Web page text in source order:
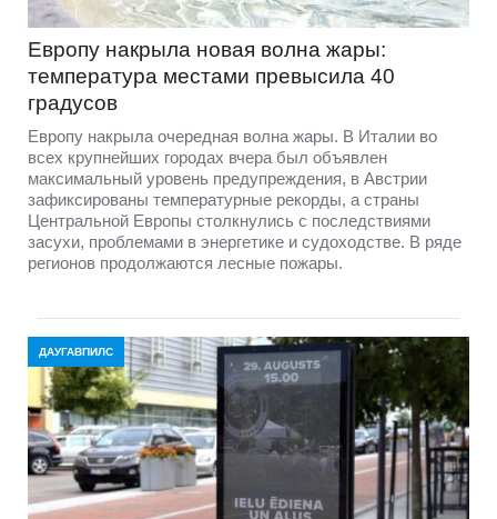
Европу накрыла новая волна жары:
температура местами превысила 40
градусов
Европу накрыла очередная волна жары. В Италии во
всех крупнейших городах вчера был объявлен
максимальный уровень предупреждения, в Австрии
зафиксированы температурные рекорды, а страны
Центральной Европы столкнулись с последствиями
засухи, проблемами в энергетике и судоходстве. В ряде
регионов продолжаются лесные пожары.
ДАУГАВПИЛС